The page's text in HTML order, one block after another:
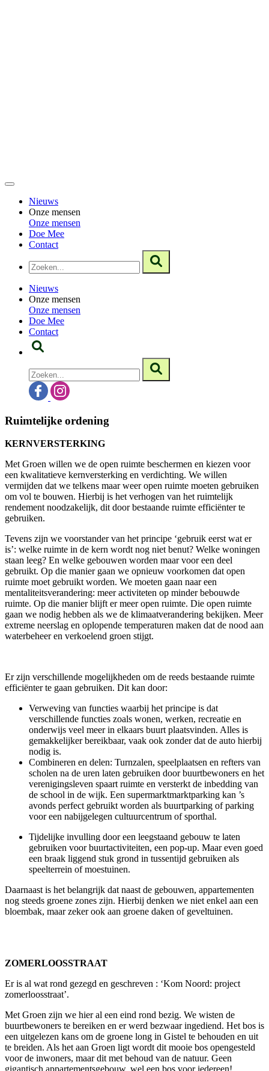
Nieuws
Onze mensen
Onze mensen
Doe Mee
Contact
Nieuws
Onze mensen
Onze mensen
Doe Mee
Contact
Ruimtelijke ordening
KERNVERSTERKING
Met Groen willen we de open ruimte beschermen en kiezen voor
een kwalitatieve kernversterking en verdichting. We willen
vermijden dat we telkens maar weer open ruimte moeten gebruiken
om vol te bouwen. Hierbij is het verhogen van het ruimtelijk
rendement noodzakelijk, dit door bestaande ruimte efficiënter te
gebruiken.
Tevens zijn we voorstander van het principe ‘gebruik eerst wat er
is’: welke ruimte in de kern wordt nog niet benut? Welke woningen
staan leeg? En welke gebouwen worden maar voor een deel
gebruikt. Op die manier gaan we opnieuw voorkomen dat open
ruimte moet gebruikt worden. We moeten gaan naar een
mentaliteitsverandering: meer activiteten op minder bebouwde
ruimte. Op die manier blijft er meer open ruimte. Die open ruimte
gaan we nodig hebben als we de klimaatverandering bekijken. Meer
extreme neerslag en oplopende temperaturen maken dat de nood aan
waterbeheer en verkoelend groen stijgt.
Er zijn verschillende mogelijkheden om de reeds bestaande ruimte
efficiënter te gaan gebruiken. Dit kan door:
Verweving van functies waarbij het principe is dat
verschillende functies zoals wonen, werken, recreatie en
onderwijs veel meer in elkaars buurt plaatsvinden. Alles is
gemakkelijker bereikbaar, vaak ook zonder dat de auto hierbij
nodig is.
Combineren en delen: Turnzalen, speelplaatsen en refters van
scholen na de uren laten gebruiken door buurtbewoners en het
verenigingsleven spaart ruimte en versterkt de inbedding van
de school in de wijk. Een supermarktmarktparking kan ’s
avonds perfect gebruikt worden als buurtparking of parking
voor een nabijgelegen cultuurcentrum of sporthal.
Tijdelijke invulling door een leegstaand gebouw te laten
gebruiken voor buurtactiviteiten, een pop-up. Maar even goed
een braak liggend stuk grond in tussentijd gebruiken als
speelterrein of moestuinen.
Daarnaast is het belangrijk dat naast de gebouwen, appartementen
nog steeds groene zones zijn. Hierbij denken we niet enkel aan een
bloembak, maar zeker ook aan groene daken of geveltuinen.
ZOMERLOOSSTRAAT
Er is al wat rond gezegd en geschreven : ‘Kom Noord: project
zomerloosstraat’.
Met Groen zijn we hier al een eind rond bezig. We wisten de
buurtbewoners te bereiken en er werd bezwaar ingediend. Het bos is
een uitgelezen kans om de groene long in Gistel te behouden en uit
te breiden. Als het aan Groen ligt wordt dit mooie bos opengesteld
voor de inwoners, maar dit met behoud van de natuur. Geen